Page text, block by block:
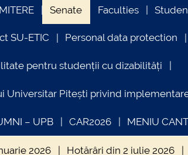
Senate Faculties
SU-ETIC Personal data protection
pentru studenții cu dizabilități
Universitar Pitești privind
– UPB CAR2026 MENIU
2026 Hotărâri din 2 iulie 2026